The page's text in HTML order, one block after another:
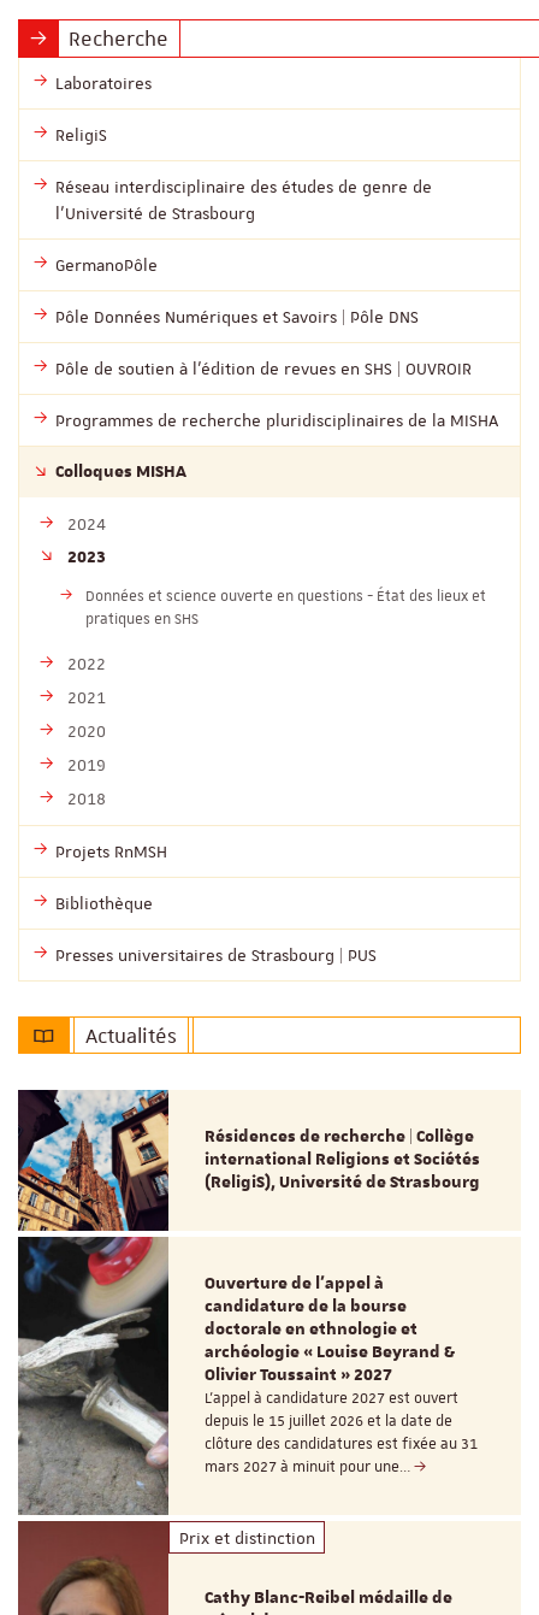
Recherche
Laboratoires
ReligiS
Réseau interdisciplinaire des études de genre de
l’Université de Strasbourg
GermanoPôle
Pôle Données Numériques et Savoirs | Pôle DNS
Pôle de soutien à l’édition de revues en SHS | OUVROIR
Programmes de recherche pluridisciplinaires de la MISHA
Colloques MISHA
2024
2023
Données et science ouverte en questions - État des lieux et
pratiques en SHS
2022
2021
2020
2019
2018
Projets RnMSH
Bibliothèque
Presses universitaires de Strasbourg | PUS
Actualités
Résidences de recherche | Collège
international Religions et Sociétés
(ReligiS), Université de Strasbourg
Ouverture de l'appel à
candidature de la bourse
doctorale en ethnologie et
archéologie « Louise Beyrand &
Olivier Toussaint » 2027
L’appel à candidature 2027 est ouvert
depuis le 15 juillet 2026 et la date de
clôture des candidatures est fixée au 31
mars 2027 à minuit pour une…
Prix et distinction
Cathy Blanc-Reibel médaille de